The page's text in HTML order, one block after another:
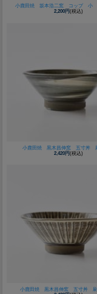
小鹿田焼 坂本浩二窯 コップ 小
2,200円(税込)
小鹿田焼 黒木昌伸窯 五寸丼
2,420円(税込)
小鹿田焼 黒木昌伸窯 五寸丼